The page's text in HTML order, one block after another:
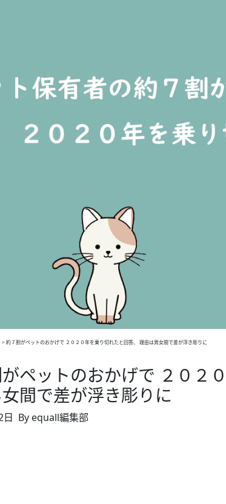
> 約７割がペットのおかげで ２０２０年を乗り切れたと回答、 理由は男女間で差が浮き彫りに
ペットのおかげで ２０２
間で差が浮き彫りに
日 By equall編集部